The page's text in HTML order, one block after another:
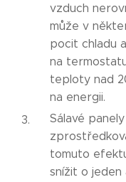
vzduch
může v
pocit chladu
na
teploty nad
na energii.
Sálavé
tomuto
snížit o jeden